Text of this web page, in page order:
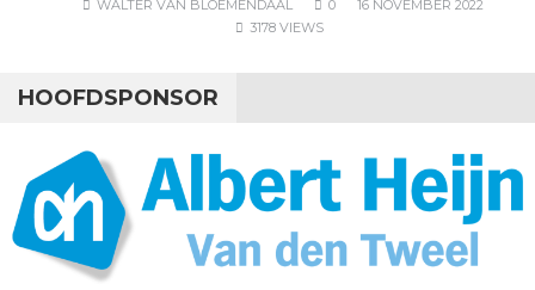
WALTER VAN BLOEMENDAAL 0
16 NOVEMBER 2022
3178 VIEWS
HOOFDSPONSOR